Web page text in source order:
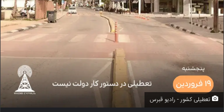
تعطیلی کشور - رادیو قبرس